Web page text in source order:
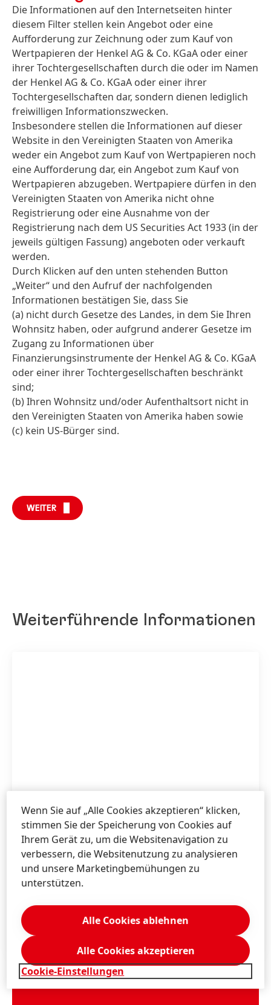
Die Informationen auf den Internetseiten hinter
diesem Filter stellen kein Angebot oder eine
Aufforderung zur Zeichnung oder zum Kauf von
Wertpapieren der Henkel AG & Co. KGaA oder einer
ihrer Tochtergesellschaften durch die oder im Namen
der Henkel AG & Co. KGaA oder einer ihrer
Tochtergesellschaften dar, sondern dienen lediglich
freiwilligen Informationszwecken.
Insbesondere stellen die Informationen auf dieser
Website in den Vereinigten Staaten von Amerika
weder ein Angebot zum Kauf von Wertpapieren noch
eine Aufforderung dar, ein Angebot zum Kauf von
Wertpapieren abzugeben. Wertpapiere dürfen in den
Vereinigten Staaten von Amerika nicht ohne
Registrierung oder eine Ausnahme von der
Registrierung nach dem US Securities Act 1933 (in der
jeweils gültigen Fassung) angeboten oder verkauft
werden.
Durch Klicken auf den unten stehenden Button
„Weiter“ und den Aufruf der nachfolgenden
Informationen bestätigen Sie, dass Sie
(a) nicht durch Gesetze des Landes, in dem Sie Ihren
Wohnsitz haben, oder aufgrund anderer Gesetze im
Zugang zu Informationen über
Finanzierungsinstrumente der Henkel AG & Co. KGaA
oder einer ihrer Tochtergesellschaften beschränkt
sind;
(b) Ihren Wohnsitz und/oder Aufenthaltsort nicht in
den Vereinigten Staaten von Amerika haben sowie
(c) kein US-Bürger sind.
WEITER
Weiterführende Informationen
Geschäfts­bericht 2025
inkl.Nachhaltig­keits­erklärung
Geschäfts­bericht 2025(8,55 MB)
Wenn Sie auf „Alle Cookies akzeptieren“ klicken,
stimmen Sie der Speicherung von Cookies auf
Ihrem Gerät zu, um die Websitenavigation zu
verbessern, die Websitenutzung zu analysieren
und unsere Marketingbemühungen zu
unterstützen.
Cookie-Einstellungen
Alle Cookies ablehnen
Alle Cookies akzeptieren